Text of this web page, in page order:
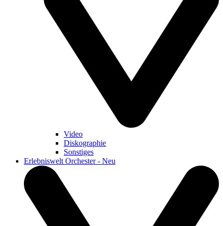
Video
Diskographie
Sonstiges
Erlebniswelt Orchester - Neu